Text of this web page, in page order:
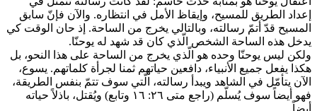
إعداد الطريق للمسيح، وإيقاظ الأمل في انتظاره. والآن فإنّ سابق
المسيح قدّ أتمّ رسالته، وبالتالي يخرج من الساحة. إذ حان الوقت كي
يدخل هذه الساحة الشخص الّذي كان قد شهد له يوحنّا.
ولكن ليس يوحنّا وحده هو الّذي يخرج من الساحة على هذا النحو، بل
هكذا يفعل جميع الأنبياء، دافعين حياتهم ثمنا لجرأة كلماتهم. يسوع،
الآن يتأمّل في الشاهد ويبدأ رسالته، الّتي سوف تتمّ بنفس الطريقة،
فهو أيضاً سوف يُسلّم (راجع متى ٢٦: ١٦ وتابع) ويُقتل، باذلاً حياته